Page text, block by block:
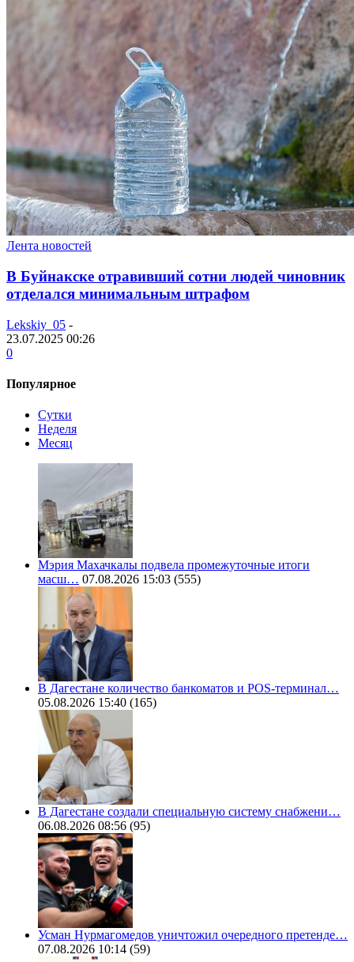
Лента новостей
В Буйнакске отравивший сотни людей чиновник
отделался минимальным штрафом
Lekskiy_05 -
23.07.2025 00:26
0
Популярное
Сутки
Неделя
Месяц
Мэрия Махачкалы подвела промежуточные итоги
масш… 07.08.2026 15:03 (555)
В Дагестане количество банкоматов и POS-терминал…
05.08.2026 15:40 (165)
В Дагестане создали специальную систему снабжени…
06.08.2026 08:56 (95)
Усман Нурмагомедов уничтожил очередного претенде…
07.08.2026 10:14 (59)